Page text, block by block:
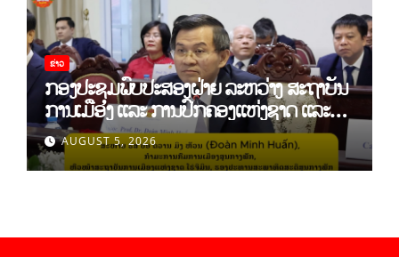
ຂ່າວ
ກອງປະຊຸມພົບປະສອງຝ່າຍ ລະຫວ່າງ ສະຖາບັນ
ການເມືອງ ແລະ ການປົກຄອງແຫ່ງຊາດ ແລະ
ສະຖາບັນການເມືອງແຫ່ງຊາດ ໂຮ່ຈີມິນ ສສ
ຫວຽດນາມ
AUGUST 5, 2026